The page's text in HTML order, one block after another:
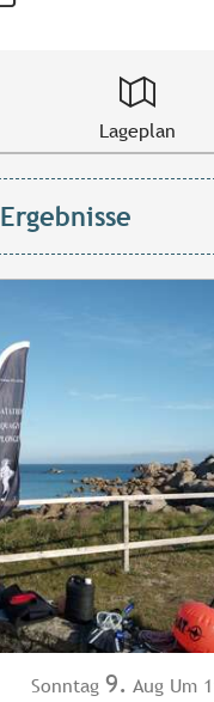
Lageplan
Ergebnisse
Sonntag 9. Aug Um